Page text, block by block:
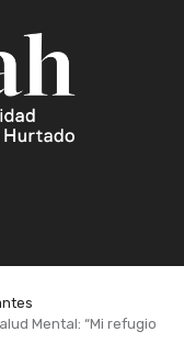
Mental: “Mi refugio